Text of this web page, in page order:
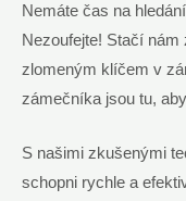
Nemáte čas na
Nezoufejte! Stačí
zlomeným klíčem v
zámečníka jsou tu,
S našimi zkušenými
schopni rychle a